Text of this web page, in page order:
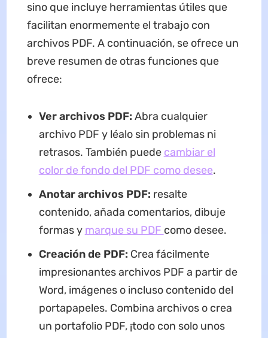
sino que incluye herramientas útiles que
facilitan enormemente el trabajo con
archivos PDF. A continuación, se ofrece un
breve resumen de otras funciones que
ofrece:
Ver archivos PDF: Abra cualquier
archivo PDF y léalo sin problemas ni
retrasos. También puede cambiar el
color de fondo del PDF como desee.
Anotar archivos PDF: resalte
contenido, añada comentarios, dibuje
formas y marque su PDF como desee.
Creación de PDF: Crea fácilmente
impresionantes archivos PDF a partir de
Word, imágenes o incluso contenido del
portapapeles. Combina archivos o crea
un portafolio PDF, ¡todo con solo unos